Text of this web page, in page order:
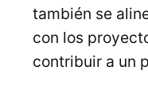
también se
con los
contribuir a un